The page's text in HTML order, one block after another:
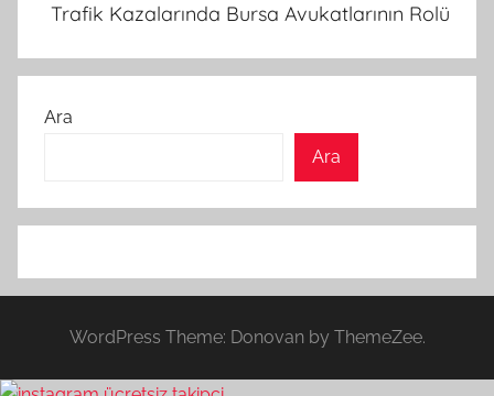
Trafik Kazalarında Bursa Avukatlarının Rolü
Ara
Ara
WordPress Theme: Donovan by ThemeZee.